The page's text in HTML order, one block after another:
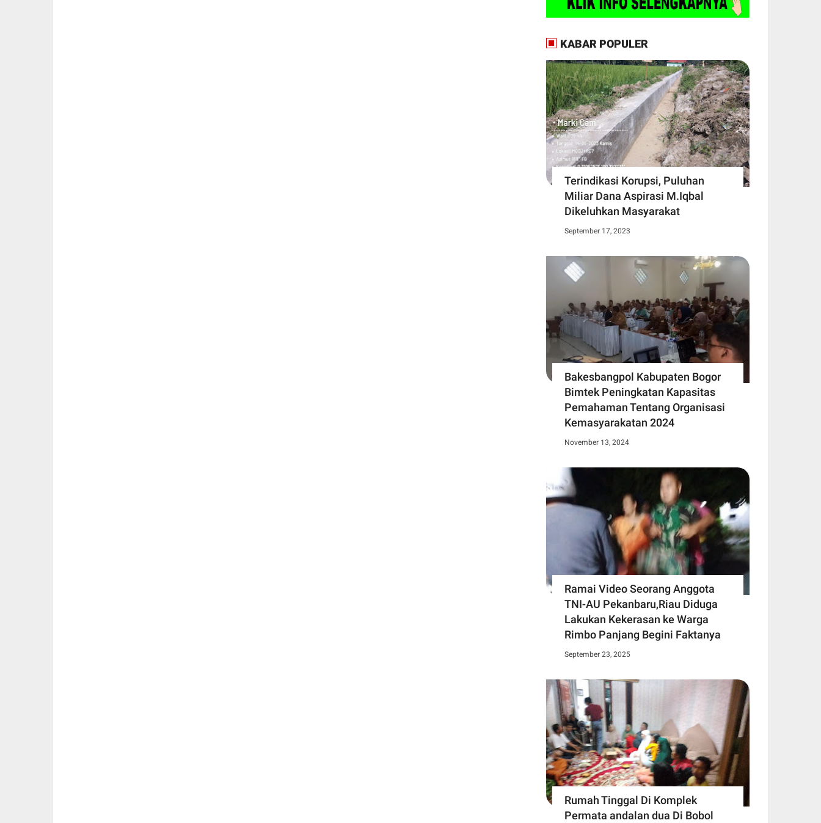
KABAR POPULER
Terindikasi Korupsi, Puluhan
Miliar Dana Aspirasi M.Iqbal
Dikeluhkan Masyarakat
September 17, 2023
Bakesbangpol Kabupaten Bogor
Bimtek Peningkatan Kapasitas
Pemahaman Tentang Organisasi
Kemasyarakatan 2024
November 13, 2024
Ramai Video Seorang Anggota
TNI-AU Pekanbaru,Riau Diduga
Lakukan Kekerasan ke Warga
Rimbo Panjang Begini Faktanya
September 23, 2025
Rumah Tinggal Di Komplek
Permata andalan dua Di Bobol